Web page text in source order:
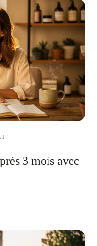
3 mois avec